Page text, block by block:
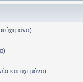
όχι μόνο)
)
και όχι μόνο)